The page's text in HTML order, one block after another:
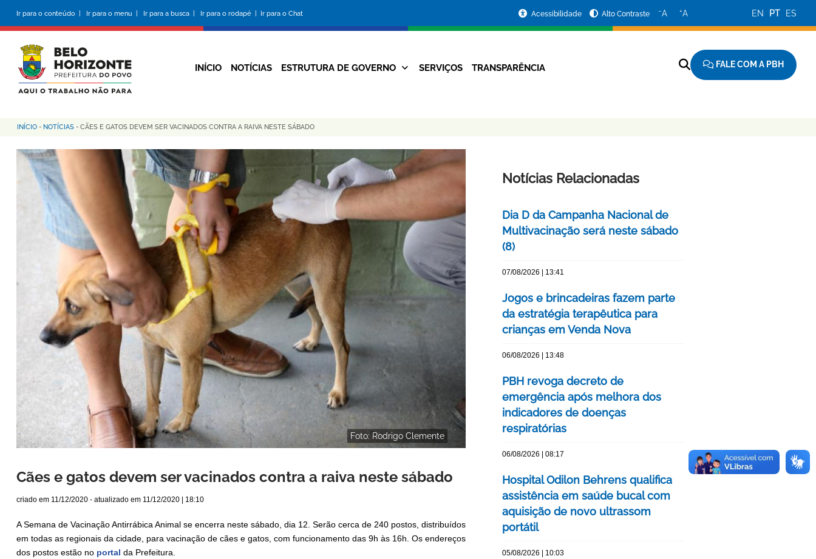
conteúdo
principal
Ir para o conteúdo | Ir para o menu | Ir para a busca | Ir para o rodapé | Ir para o Chat
da
Prefeitura
Acessibilidade Alto Contraste −A +A EN PT ES
Navegação
INÍCIO NOTÍCIAS ESTRUTURA DE GOVERNO SERVIÇOS TRANSPARÊNCIA FALE COM A PBH
Trilha
de
navegação
INÍCIO - NOTÍCIAS - CÃES E GATOS DEVEM SER VACINADOS CONTRA A RAIVA NESTE SÁBADO
Foto: Rodrigo Clemente
Cães e gatos devem ser vacinados contra a raiva neste sábado
criado em 11/12/2020 - atualizado em 11/12/2020 | 18:10
A Semana de Vacinação Antirrábica Animal se encerra neste sábado, dia 12. Serão cerca de 240 postos, distribuídos
em todas as regionais da cidade, para vacinação de cães e gatos, com funcionamento das 9h às 16h. Os endereços
dos postos estão no portal da Prefeitura.
Notícias Relacionadas
Dia D da Campanha Nacional de
Multivacinação será neste sábado
(8)
07/08/2026 | 13:41
Jogos e brincadeiras fazem parte
da estratégia terapêutica para
crianças em Venda Nova
06/08/2026 | 13:48
PBH revoga decreto de
emergência após melhora dos
indicadores de doenças
respiratórias
06/08/2026 | 08:17
Hospital Odilon Behrens qualifica
assistência em saúde bucal com
aquisição de novo ultrassom
portátil
05/08/2026 | 10:03